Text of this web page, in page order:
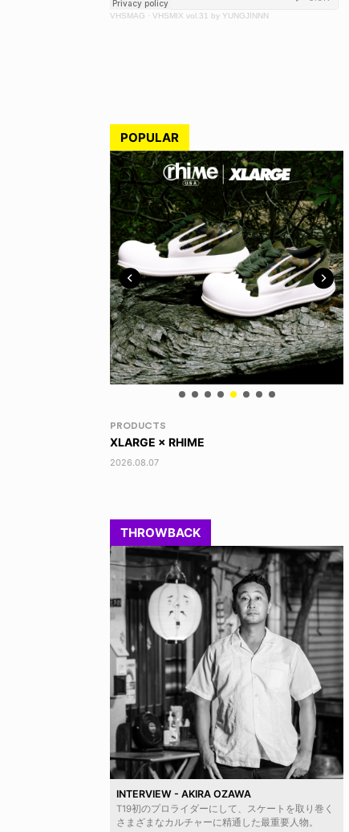
VHSMAG · VHSMIX vol.31 by YUNGJINNN
POPULAR
RANDOM
DINOSAUR JR.
2026.08.06
THROWBACK
INTERVIEW - AKIRA OZAWA
T19初のプロライダーにして、スケートを取り巻く
さまざまなカルチャーに精通した最重要人物。